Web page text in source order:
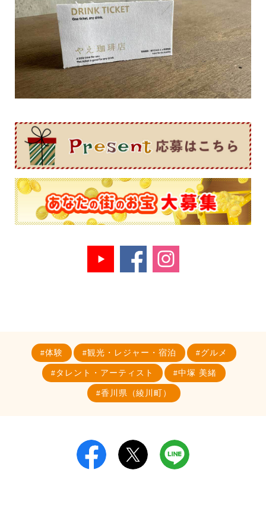
体験 観光・レジャー・宿泊 グルメ
タレント・アーティスト 中塚 美緒
香川県（綾川町）